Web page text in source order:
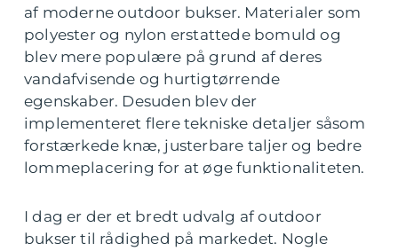
af moderne outdoor bukser. Materialer som
polyester og nylon erstattede bomuld og
blev mere populære på grund af deres
vandafvisende og hurtigtørrende
egenskaber. Desuden blev der
implementeret flere tekniske detaljer såsom
forstærkede knæ, justerbare taljer og bedre
lommeplacering for at øge funktionaliteten.
I dag er der et bredt udvalg af outdoor
bukser til rådighed på markedet. Nogle